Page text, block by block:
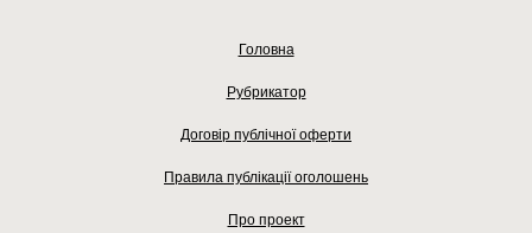
Головна
Рубрикатор
Договір публічної оферти
Правила публікації оголошень
Про проект